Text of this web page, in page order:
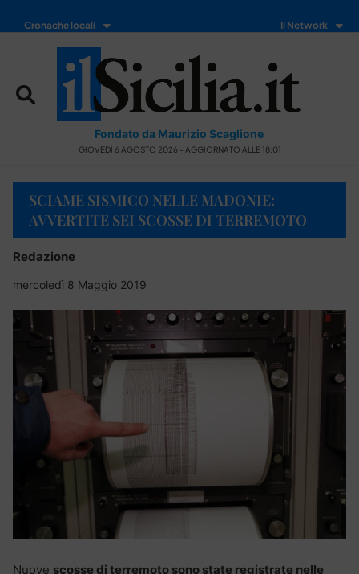
Cronache locali Il Network
Fondato da Maurizio Scaglione
GIOVEDÌ 6 AGOSTO 2026 - AGGIORNATO ALLE 18:01
SCIAME SISMICO NELLE MADONIE:
AVVERTITE SEI SCOSSE DI TERREMOTO
Redazione
mercoledì 8 Maggio 2019
Nuove scosse di terremoto sono state registrate nelle